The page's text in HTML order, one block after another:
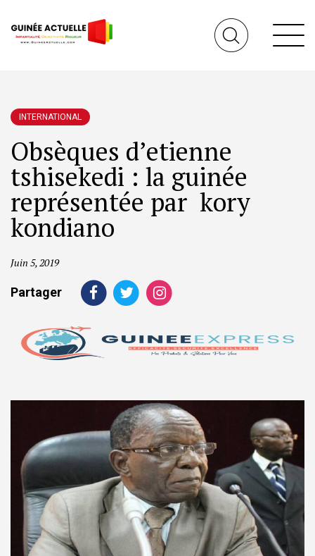
INTERNATIONAL
Obsèques d’etienne
tshisekedi : la guinée
représentée par kory
kondiano
Juin 5, 2019
Partager